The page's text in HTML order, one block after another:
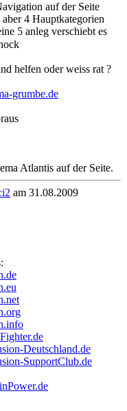
auf der Seite
4 Hauptkategorien
5 anleg verschiebt es
helfen oder weiss rat ?
grumbe.de
Atlantis auf der Seite.
am 31.08.2009
Deutschland.de
SupportClub.de